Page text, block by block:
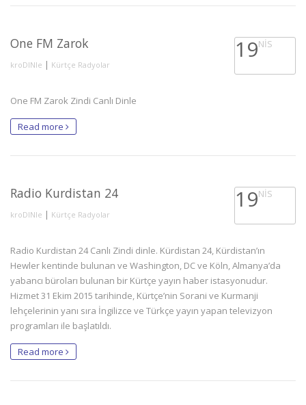
One FM Zarok
kroDINle | Kürtçe Radyolar
19NIS
One FM Zarok Zindi Canlı Dinle
Read more
Radio Kurdistan 24
kroDINle | Kürtçe Radyolar
19NIS
Radio Kurdistan 24 Canlı Zindi dinle. Kürdistan 24, Kürdistan’ın
Hewler kentinde bulunan ve Washington, DC ve Köln, Almanya’da
yabancı büroları bulunan bir Kürtçe yayın haber istasyonudur.
Hizmet 31 Ekim 2015 tarihinde, Kürtçe’nin Sorani ve Kurmanji
lehçelerinin yanı sıra İngilizce ve Türkçe yayın yapan televizyon
programları ile başlatıldı.
Read more